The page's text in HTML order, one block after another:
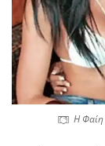
Η Φαίη